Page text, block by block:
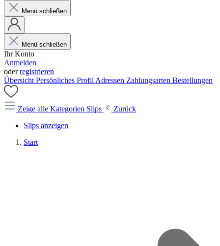
Menü schließen
Menü schließen
Ihr Konto
Anmelden
oderregistrieren
Übersicht Persönliches Profil Adressen Zahlungsarten Bestellungen
Zeige alle Kategorien Slips
Zurück
Slips anzeigen
Start